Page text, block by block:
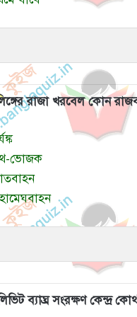
রাজা খরবেল কোন
ভোজক
ব্যাঘ্র সংরক্ষণ কেন্দ্র